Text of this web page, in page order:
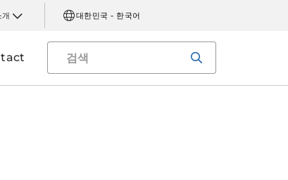
대한민국 - 한국어